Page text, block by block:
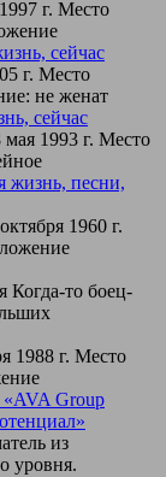
г. Место
сейчас
г. Место
не женат
сейчас
1993 г. Место
жизнь, песни,
1960 г.
Когда-то боец-
1988 г. Место
Group
из
уровня.